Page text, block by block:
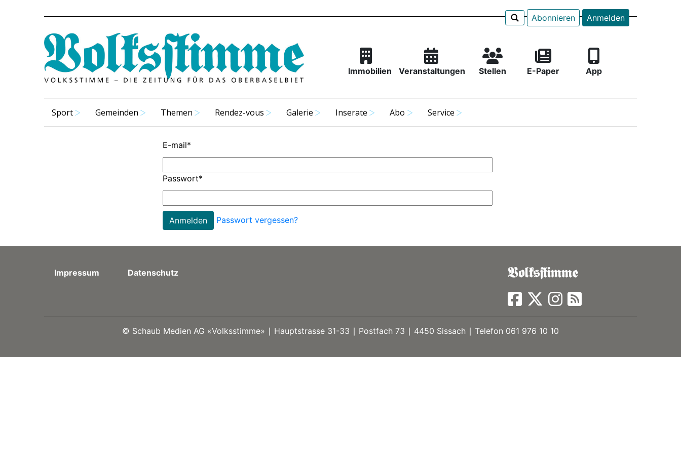
Abonnieren Anmelden
Immobilien Veranstaltungen Stellen E-Paper App
Sport Gemeinden Themen Rendez-vous Galerie Inserate Abo Service
E-mail*
Passwort*
Passwort vergessen?
Impressum Datenschutz
© Schaub Medien AG «Volksstimme» ∣ Hauptstrasse 31-33 ∣ Postfach 73 ∣ 4450 Sissach ∣ Telefon 061 976 10 10